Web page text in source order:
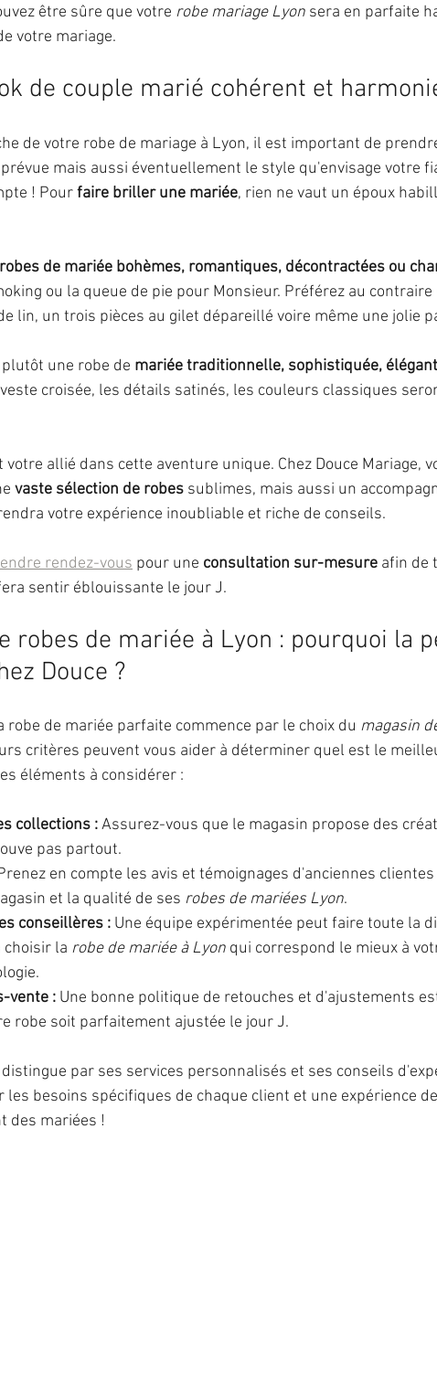
être sûre que votre robe mariage Lyon sera en parfaite
votre mariage.
de couple marié cohérent et
de votre robe de mariage à Lyon, il est important de
mais aussi éventuellement le style qu'envisage votre
! Pour faire briller une mariée, rien ne vaut un époux
robes de mariée bohèmes, romantiques, décontractées ou
ou la queue de pie pour Monsieur. Préférez au
lin, un trois pièces au gilet dépareillé voire même une jolie
une robe de mariée traditionnelle, sophistiquée,
croisée, les détails satinés, les couleurs classiques
votre allié dans cette aventure unique. Chez Douce Mariage,
vaste sélection de robes sublimes, mais aussi un
votre expérience inoubliable et riche de conseils.
rendez-vous pour une consultation sur-mesure afin de
sentir éblouissante le jour J.
robes de mariée à Lyon : pourquoi la
Douce ?
robe de mariée parfaite commence par le choix du magasin
critères peuvent vous aider à déterminer quel est le
éléments à considérer :
collections : Assurez-vous que le magasin propose des
pas partout.
en compte les avis et témoignages d'anciennes
et la qualité de ses robes de mariées Lyon.
conseillères : Une équipe expérimentée peut faire toute la
choisir la robe de mariée à Lyon qui correspond le mieux à
vente : Une bonne politique de retouches et d'ajustements
robe soit parfaitement ajustée le jour J.
distingue par ses services personnalisés et ses conseils
les besoins spécifiques de chaque client et une expérience
des mariées !